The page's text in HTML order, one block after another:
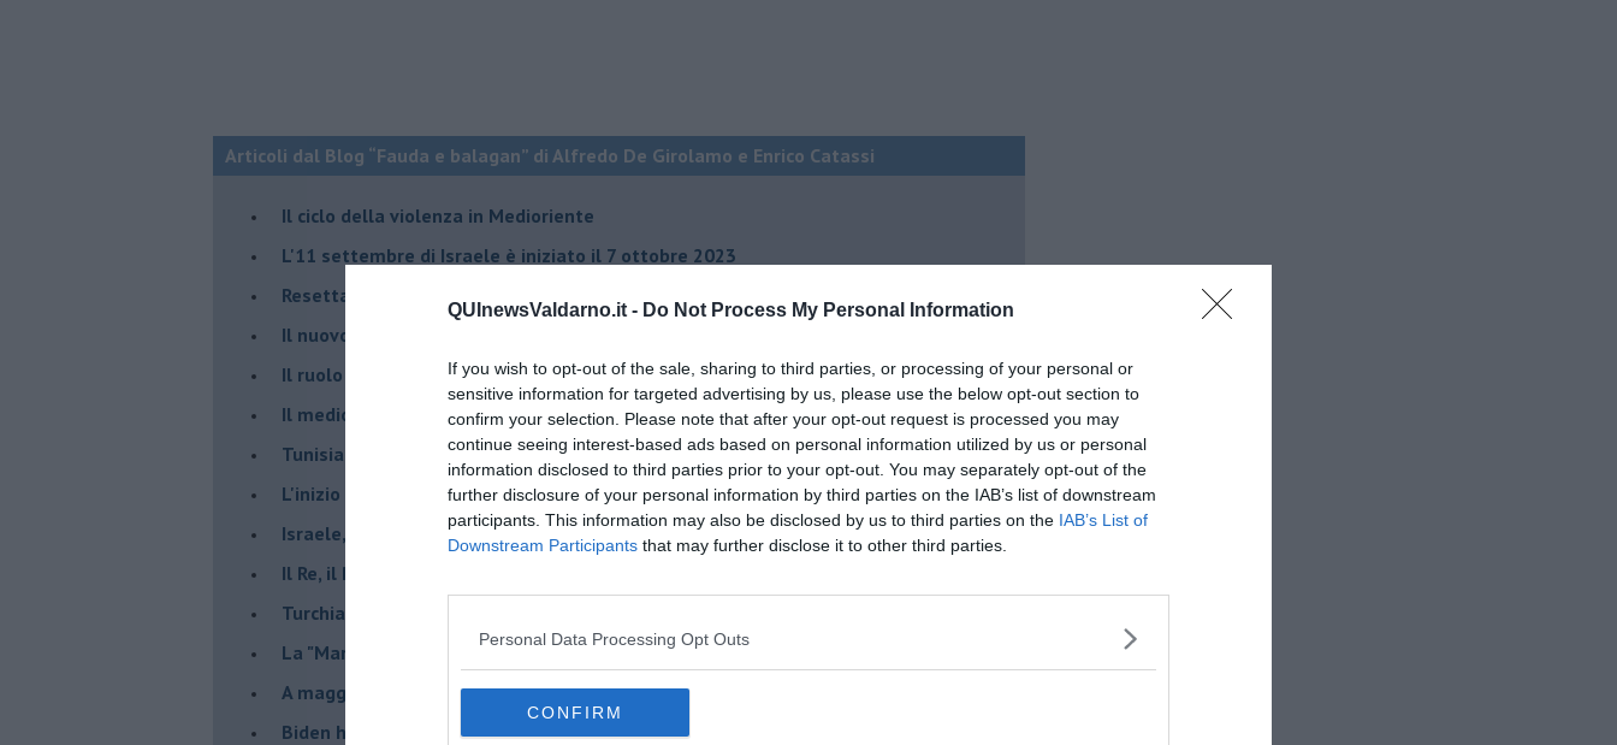
QUInewsValdarno.it - Do Not Process My Personal Information
If you wish to opt-out of the sale, sharing to third parties, or processing of your personal or
sensitive information for targeted advertising by us, please use the below opt-out section to
confirm your selection. Please note that after your opt-out request is processed you may
continue seeing interest-based ads based on personal information utilized by us or personal
information disclosed to third parties prior to your opt-out. You may separately opt-out of the
further disclosure of your personal information by third parties on the IAB’s list of downstream
participants. This information may also be disclosed by us to third parties on the IAB’s List of
Downstream Participants that may further disclose it to other third parties.
Personal Data Processing Opt Outs
CONFIRM
Articoli dal Blog “Fauda e balagan” di Alfredo De Girolamo e Enrico Catassi
Il ciclo della violenza in Medioriente
L'11 settembre di Israele è iniziato il 7 ottobre 2023
Resettare l’era di Netanyahu
​Il nuovo corso dell’era di Erdogan
Il ruolo delle diplomazie nei conflitti
Il medioriente di Silvio
Tunisia rischiosa e strategica per l'Italia
L'inizio del “secolo della Turchia”
Israele, deciderà il borsone della spesa
Il Re, il Primo Ministro, il Sindaco e la Brexit
Turchia al voto, Erdogan in bilico
La "Marcia dei vivi" per non dimenticare
A maggio le urne decideranno il futuro di Erdoğan
Biden ha fatto infuriare la destra israeliana